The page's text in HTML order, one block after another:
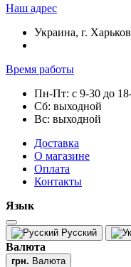
Наш адрес
Украина, г.
Время работы
Пн-Пт: с 9-30 до
Сб: выходной
Вс: выходной
Доставка
О магазине
Оплата
Контакты
Язык
Русский
Валюта
грн. Валюта